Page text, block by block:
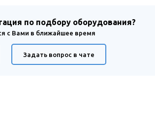
по подбору оборудования?
с Вами в ближайшее время
Задать вопрос в чате